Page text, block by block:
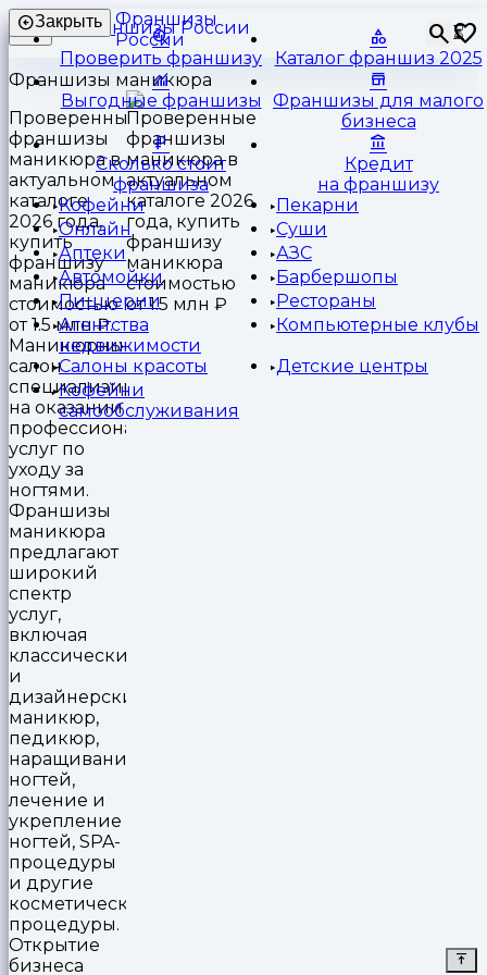
Франшизы
России
⏳
Закрыть
Проверить франшизу Каталог франшиз 2025
Выгодные франшизы
Франшизы для малого
бизнеса
Сколько стоит
франшиза
Кредит
на франшизу
Кофейни
Пекарни
Онлайн
Суши
Аптеки
АЗС
Автомойки
Барбершопы
Пиццерии
Рестораны
Агентства
недвижимости
Компьютерные клубы
Салоны красоты
Детские центры
Кофейни
самообслуживания
Франшизы маникюра
Проверенные
франшизы
маникюра в
актуальном
каталоге
2026 года,
купить
франшизу
маникюра
стоимостью
от 1.5 млн ₽.
Маникюрный
салон
специализируется
на оказании
профессиональных
услуг по
уходу за
ногтями.
Франшизы
маникюра
предлагают
широкий
спектр
услуг,
включая
классический
и
дизайнерский
маникюр,
педикюр,
наращивание
ногтей,
лечение и
укрепление
ногтей, SPA-
процедуры
и другие
косметические
процедуры.
Открытие
бизнеса